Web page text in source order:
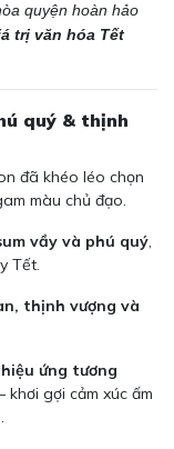
quyện hoàn hảo
trị văn hóa Tết
quý & thịnh
đã khéo léo chọn
màu chủ đạo.
vầy và phú quý,
Tết.
thịnh vượng và
hiệu ứng tương
khơi gợi cảm xúc ấm